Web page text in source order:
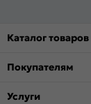
Каталог товаров
Покупателям
Услуги